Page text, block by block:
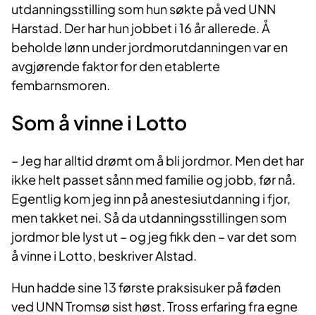
utdanningsstilling som hun søkte på ved UNN
Harstad. Der har hun jobbet i 16 år allerede. Å
beholde lønn under jordmorutdanningen var en
avgjørende faktor for den etablerte
fembarnsmoren.
Som å vinne i Lotto
– Jeg har alltid drømt om å bli jordmor. Men det har
ikke helt passet sånn med familie og jobb, før nå.
Egentlig kom jeg inn på anestesiutdanning i fjor,
men takket nei. Så da utdanningsstillingen som
jordmor ble lyst ut – og jeg fikk den – var det som
å vinne i Lotto, beskriver Alstad.
Hun hadde sine 13 første praksisuker på føden
ved UNN Tromsø sist høst. Tross erfaring fra egne